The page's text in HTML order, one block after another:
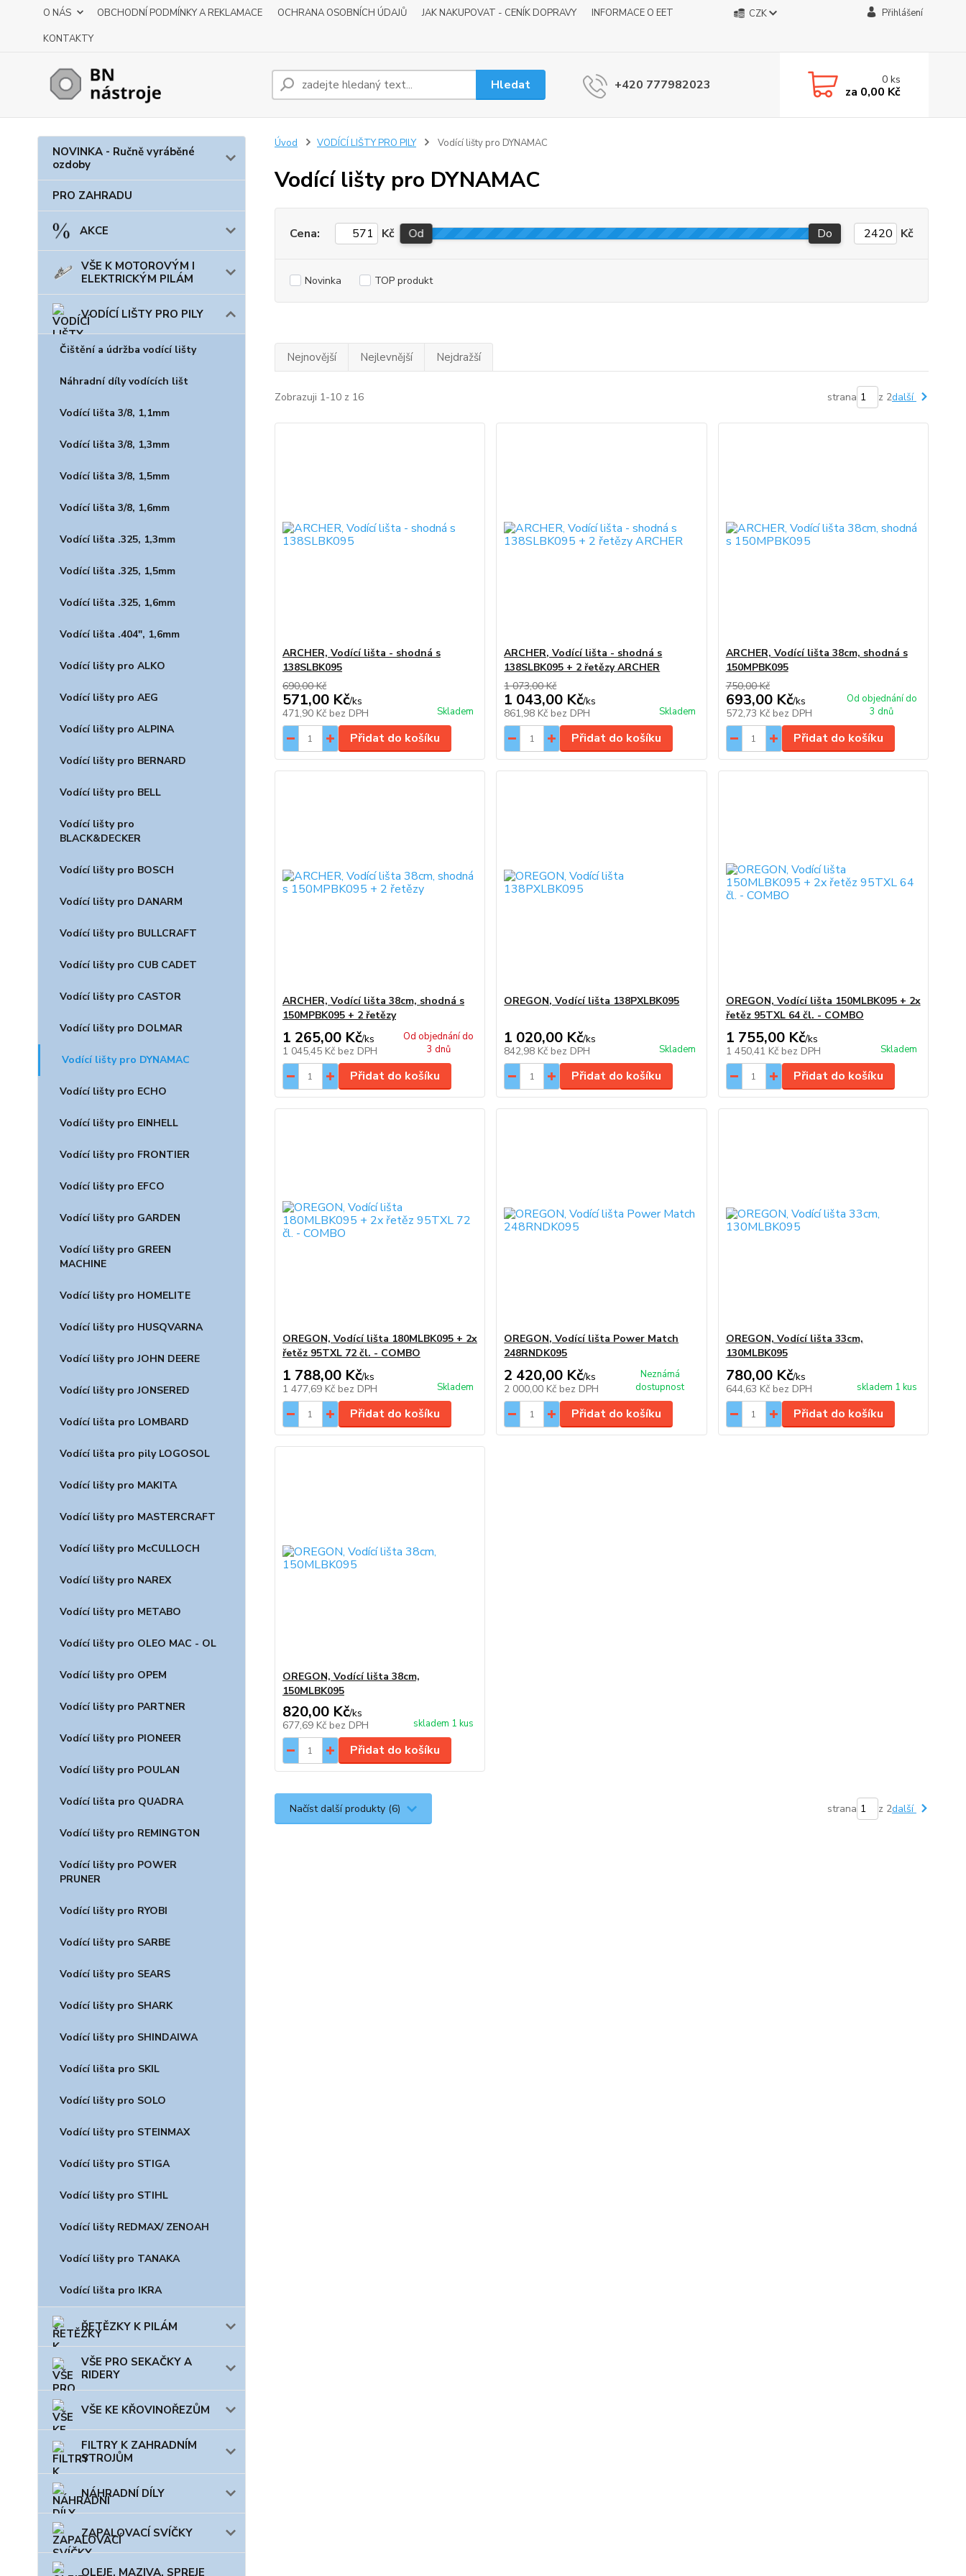
O NÁS OBCHODNÍ PODMÍNKY A REKLAMACE OCHRANA OSOBNÍCH ÚDAJŮ JAK NAKUPOVAT - CENÍK DOPRAVY
INFORMACE O EET
KONTAKTY
CZK Přihlášení
Hledat +420 777982023 0ks
za 0,00 Kč
NOVINKA - Ručně vyráběné
ozdoby
PRO ZAHRADU
AKCE
VŠE K MOTOROVÝM I
ELEKTRICKÝM PILÁM
VODÍCÍ LIŠTY PRO PILY
Čištění a údržba vodící lišty
Náhradní díly vodících lišt
Vodící lišta 3/8, 1,1mm
Vodící lišta 3/8, 1,3mm
Vodící lišta 3/8, 1,5mm
Vodící lišta 3/8, 1,6mm
Vodící lišta .325, 1,3mm
Vodící lišta .325, 1,5mm
Vodící lišta .325, 1,6mm
Vodící lišta .404", 1,6mm
Vodící lišty pro ALKO
Vodící lišty pro AEG
Vodící lišty pro ALPINA
Vodící lišty pro BERNARD
Vodící lišty pro BELL
Vodící lišty pro
BLACK&DECKER
Vodící lišty pro BOSCH
Vodící lišty pro DANARM
Vodící lišty pro BULLCRAFT
Vodící lišty pro CUB CADET
Vodící lišty pro CASTOR
Vodící lišty pro DOLMAR
Vodící lišty pro DYNAMAC
Vodící lišty pro ECHO
Vodící lišty pro EINHELL
Vodící lišty pro FRONTIER
Vodící lišty pro EFCO
Vodící lišty pro GARDEN
Vodící lišty pro GREEN
MACHINE
Vodící lišty pro HOMELITE
Vodící lišty pro HUSQVARNA
Vodící lišty pro JOHN DEERE
Vodící lišty pro JONSERED
Vodící lišta pro LOMBARD
Vodící lišta pro pily LOGOSOL
Vodící lišty pro MAKITA
Vodící lišty pro MASTERCRAFT
Vodící lišty pro McCULLOCH
Vodící lišty pro NAREX
Vodící lišty pro METABO
Vodící lišty pro OLEO MAC - OL
Vodící lišty pro OPEM
Vodící lišty pro PARTNER
Vodící lišty pro PIONEER
Vodící lišty pro POULAN
Vodící lišta pro QUADRA
Vodící lišty pro REMINGTON
Vodící lišty pro POWER
PRUNER
Vodící lišty pro RYOBI
Vodící lišty pro SARBE
Vodící lišty pro SEARS
Vodící lišty pro SHARK
Vodící lišty pro SHINDAIWA
Vodící lišta pro SKIL
Vodící lišty pro SOLO
Vodící lišty pro STEINMAX
Vodící lišty pro STIGA
Vodící lišty pro STIHL
Vodící lišty REDMAX/ ZENOAH
Vodící lišty pro TANAKA
Vodící lišta pro IKRA
ŘETĚZKY K PILÁM
VŠE PRO SEKAČKY A
RIDERY
VŠE KE KŘOVINOŘEZŮM
FILTRY K ZAHRADNÍM
STROJŮM
NÁHRADNÍ DÍLY
ZAPALOVACÍ SVÍČKY
OLEJE, MAZIVA, SPREJE
Úvod VODÍCÍ LIŠTY PRO PILY Vodící lišty pro DYNAMAC
Vodící lišty pro DYNAMAC
Cena: Kč Od Do Kč
Novinka TOP produkt
Nejnovější Nejlevnější Nejdražší
Zobrazuji 1-10 z 16 strana z 2další
ARCHER, Vodící lišta - shodná s
138SLBK095
690,00 Kč
571,00 Kč/ks
471,90 Kč bez DPH Skladem
Přidat do košíku
ARCHER, Vodící lišta - shodná s
138SLBK095 + 2 řetězy ARCHER
1 073,00 Kč
1 043,00 Kč/ks
861,98 Kč bez DPH Skladem
Přidat do košíku
ARCHER, Vodící lišta 38cm, shodná s
150MPBK095
750,00 Kč
693,00 Kč/ks
572,73 Kč bez DPH
Od objednání do
3 dnů
Přidat do košíku
ARCHER, Vodící lišta 38cm, shodná s
150MPBK095 + 2 řetězy
1 265,00 Kč/ks
1 045,45 Kč bez DPH
Od objednání do
3 dnů
Přidat do košíku
OREGON, Vodící lišta 138PXLBK095
1 020,00 Kč/ks
842,98 Kč bez DPH Skladem
Přidat do košíku
OREGON, Vodící lišta 150MLBK095 + 2x
řetěz 95TXL 64 čl. - COMBO
1 755,00 Kč/ks
1 450,41 Kč bez DPH Skladem
Přidat do košíku
OREGON, Vodící lišta 180MLBK095 + 2x
řetěz 95TXL 72 čl. - COMBO
1 788,00 Kč/ks
1 477,69 Kč bez DPH Skladem
Přidat do košíku
OREGON, Vodící lišta Power Match
248RNDK095
2 420,00 Kč/ks
2 000,00 Kč bez DPH
Neznámá
dostupnost
Přidat do košíku
OREGON, Vodící lišta 33cm,
130MLBK095
780,00 Kč/ks
644,63 Kč bez DPH skladem 1 kus
Přidat do košíku
OREGON, Vodící lišta 38cm,
150MLBK095
820,00 Kč/ks
677,69 Kč bez DPH skladem 1 kus
Přidat do košíku
Načíst další produkty (6) strana z 2další